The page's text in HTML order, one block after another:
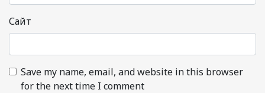
Сайт
Save my name, email, and website in this browser
for the next time I comment